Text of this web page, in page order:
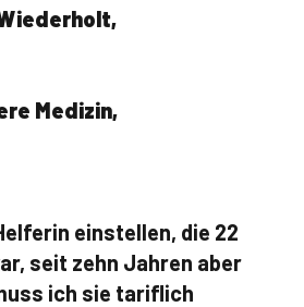
Medizin,
einstellen, die 22
seit zehn Jahren aber
ich sie tariflich